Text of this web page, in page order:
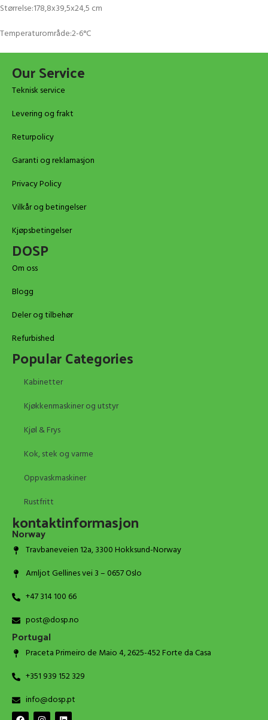
Størrelse:178,8x39,5x24,5 cm
Temperaturområde:2-6°C
Our Service
Teknisk service
Levering og frakt
Returpolicy
Garanti og reklamasjon
Privacy Policy
Vilkår og betingelser
Kjøpsbetingelser
DOSP
Om oss
Blogg
Deler og tilbehør
Refurbished
Popular Categories
Kabinetter
Kjøkkenmaskiner og utstyr
Kjøl & Frys
Kok, stek og varme
Oppvaskmaskiner
Rustfritt
kontaktinformasjon
Norway
Travbaneveien 12a, 3300 Hokksund-Norway
Arnljot Gellines vei 3 – 0657 Oslo
+47 314 100 66
post@dosp.no
Portugal
Praceta Primeiro de Maio 4, 2625-452 Forte da Casa
+351 939 152 329
info@dosp.pt